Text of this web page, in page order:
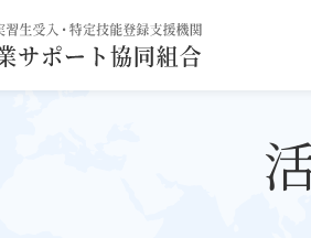
能実習生受入・特定技能登
事業サポート協同組合